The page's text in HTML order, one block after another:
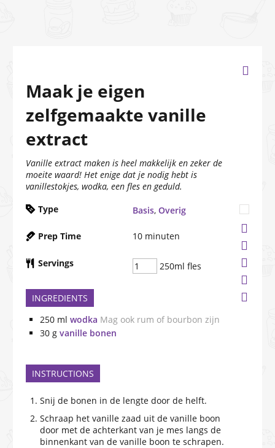
Maak je eigen
zelfgemaakte vanille
extract
Vanille extract maken is heel makkelijk en zeker de
moeite waard! Het enige dat je nodig hebt is
vanillestokjes, wodka, een fles en geduld.
Type
Basis, Overig
Prep Time 10 minuten
Servings 250ml fles
INGREDIENTS
250 ml wodka Mag ook rum of bourbon zijn
30 g vanille bonen
INSTRUCTIONS
Snij de bonen in de lengte door de helft.
Schraap het vanille zaad uit de vanille boon
door met de achterkant van je mes langs de
binnenkant van de vanille boon te schrapen.